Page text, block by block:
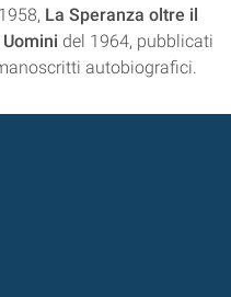
La Speranza oltre il
del 1964, pubblicati
autobiografici.